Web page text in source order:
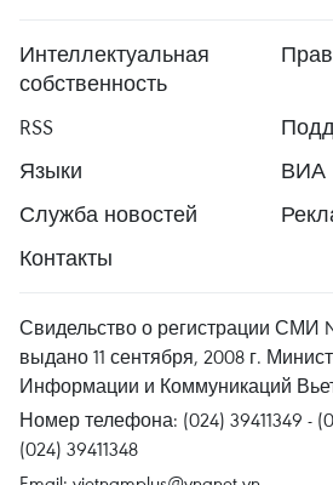
Интеллектуальная
собственность
RSS
Языки
ВИА
Служба новостей
Контакты
Свидельство о регистрации СМИ №
выдано 11 сентября, 2008 г.
Информации и Коммуникаций
Номер телефона: (024) 39411349 -
(024) 39411348